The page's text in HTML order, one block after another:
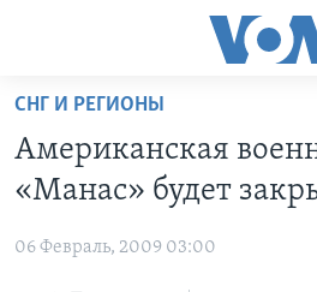
Перейти
основной
контент
ПРОГРАММЫ
НОВОСТИ ЗА МИНУТУ
УЧИМ АНГЛИЙСКИЙ
ЭКСПЕРТИЗА
СНГ И РЕГИОНЫ
Американская
«Манас» будет
06 Февраль, 2009 03:00